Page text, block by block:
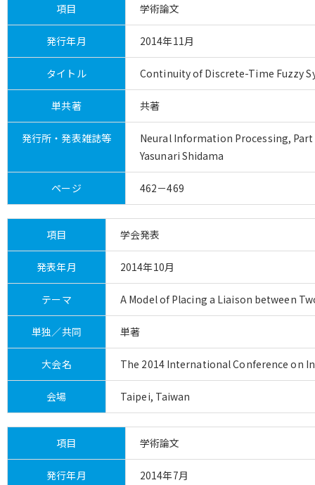
項目 学術論文
発行年月 2014年11月
タイトル Continuity of Discrete-Time Fuzzy
単共著 共著
発行所・発表雑誌等
Neural Information Processing, Part
Yasunari Shidama
ページ 462－469
項目 学会発表
発表年月 2014年10月
テーマ A Model of Placing a Liaison between
単独／共同 単著
大会名 The 2014 International Conference on
会場 Taipei, Taiwan
項目 学術論文
発行年月 2014年7月